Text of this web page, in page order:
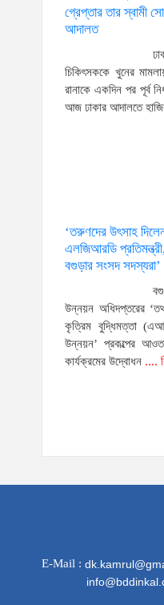
গ্রেপ্তার তার স্বামী
আদালত
চিকিৎসককে খুনের
রানাকে একদিন পর পূর্ব
আজ ঢাকার আদালতে
‘তরুণদের উৎসাহ
এলজিআরডি
বগুড়ার সংসদ সদস্যরা’
উন্নয়ন অধিদপ্তরের
কৃত্রিম বুদ্ধিমত্তা
উন্নয়ন’ প্রকল্পের
কার্যক্রমের উদ্বোধন ....
E-Mail :